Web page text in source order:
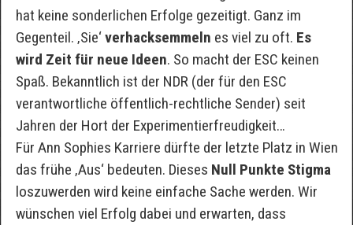
hat keine sonderlichen Erfolge gezeitigt. Ganz im
Gegenteil. ‚Sie‘verhacksemmeln es viel zu oft. Es
wird Zeit für neue Ideen. So macht der ESC keinen
Spaß. Bekanntlich ist der NDR (der für den ESC
verantwortliche öffentlich-rechtliche Sender) seit
Jahren der Hort der Experimentierfreudigkeit…
Für Ann Sophies Karriere dürfte der letzte Platz in Wien
das frühe ‚Aus‘ bedeuten. Dieses Null Punkte Stigma
loszuwerden wird keine einfache Sache werden. Wir
wünschen viel Erfolg dabei und erwarten, dass